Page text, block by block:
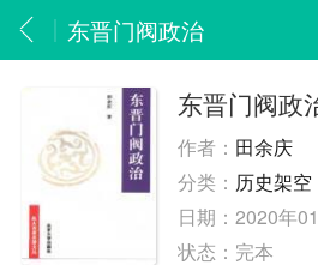
东晋门阀政治
东晋门阀政
作者： 田余庆
分类： 历史架空
日期：2020年
状态： 完本